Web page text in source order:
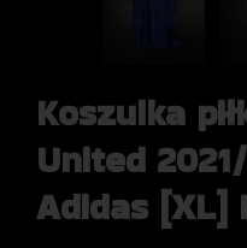
Koszulka
United
Adidas [XL]